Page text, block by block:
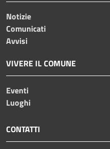
Notizie
Comunicati
Avvisi
VIVERE IL COMUNE
Eventi
Luoghi
CONTATTI